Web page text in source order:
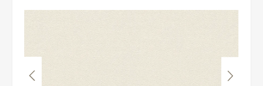
Bildergalerie überspringen